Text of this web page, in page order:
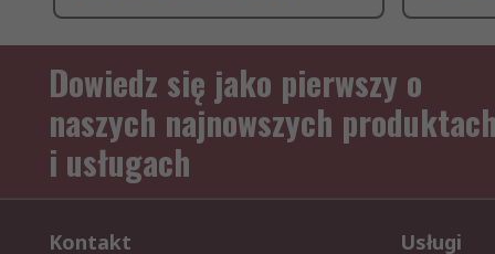
Dowiedz się jako pierwszy o
naszych najnowszych produktach
i usługach
Kontakt Usługi